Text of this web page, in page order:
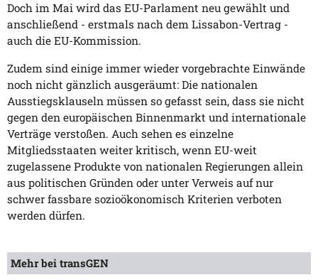
Doch im Mai wird das EU-Parlament neu gewählt und
anschließend - erstmals nach dem Lissabon-Vertrag -
auch die EU-Kommission.
Zudem sind einige immer wieder vorgebrachte Einwände
noch nicht gänzlich ausgeräumt: Die nationalen
Ausstiegsklauseln müssen so gefasst sein, dass sie nicht
gegen den europäischen Binnenmarkt und internationale
Verträge verstoßen. Auch sehen es einzelne
Mitgliedsstaaten weiter kritisch, wenn EU-weit
zugelassene Produkte von nationalen Regierungen allein
aus politischen Gründen oder unter Verweis auf nur
schwer fassbare sozioökonomisch Kriterien verboten
werden dürfen.
Mehr bei transGEN